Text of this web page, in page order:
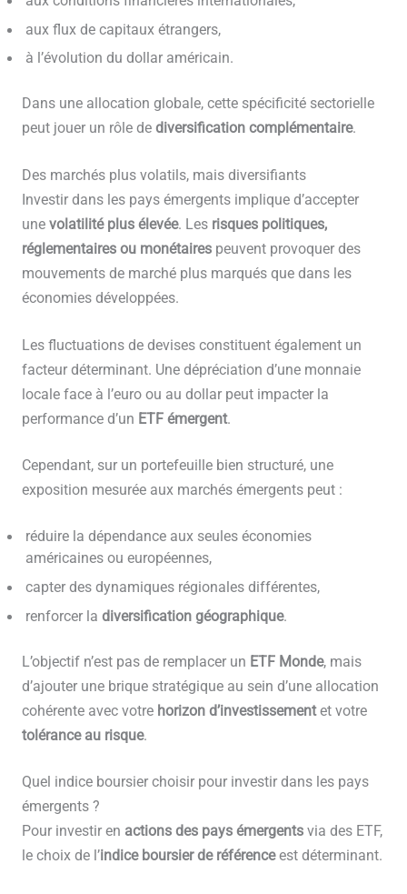
aux flux de capitaux étrangers,
à l’évolution du dollar américain.
Dans une allocation globale, cette spécificité sectorielle
peut jouer un rôle de diversification complémentaire.
Des marchés plus volatils, mais diversifiants
Investir dans les pays émergents implique d’accepter
une volatilité plus élevée. Les risques politiques,
réglementaires ou monétairespeuvent provoquer des
mouvements de marché plus marqués que dans les
économies développées.
Les fluctuations de devises constituent également un
facteur déterminant. Une dépréciation d’une monnaie
locale face à l’euro ou au dollar peut impacter la
performance d’un ETF émergent.
Cependant, sur un portefeuille bien structuré, une
exposition mesurée aux marchés émergents peut :
réduire la dépendance aux seules économies
américaines ou européennes,
capter des dynamiques régionales différentes,
renforcer la diversification géographique.
L’objectif n’est pas de remplacer un ETF Monde, mais
d’ajouter une brique stratégique au sein d’une allocation
cohérente avec votre horizon d’investissementet votre
tolérance au risque.
Quel indice boursier choisir pour investir dans les pays
émergents ?
Pour investir en actions des pays émergentsvia des ETF,
le choix de l’indice boursier de référenceest déterminant.